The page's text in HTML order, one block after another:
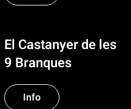
El Castanyer de les
9 Branques
Info